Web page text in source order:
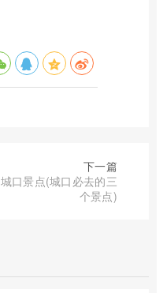
下一篇
城口景点(城口必去的三
个景点)